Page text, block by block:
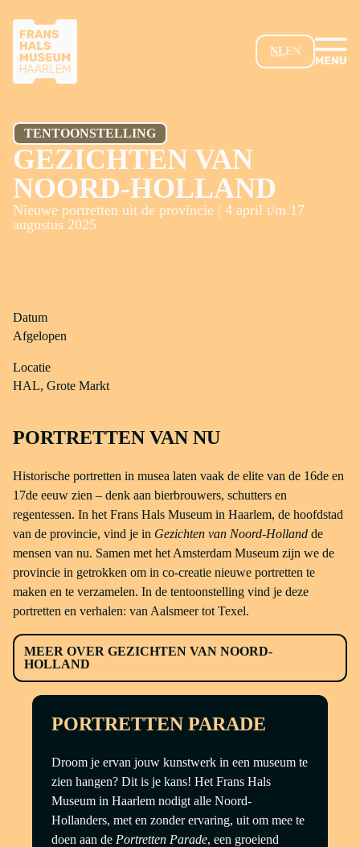
GA NAAR HOOFDINHOUD
NLEN
TENTOONSTELLING
GEZICHTEN VAN
NOORD-HOLLAND
Nieuwe portretten uit de provincie | 4 april t/m 17
augustus 2025
Datum
Afgelopen
Locatie
HAL, Grote Markt
PORTRETTEN VAN NU
Historische portretten in musea laten vaak de elite van de 16de en
17de eeuw zien – denk aan bierbrouwers, schutters en
regentessen. In het Frans Hals Museum in Haarlem, de hoofdstad
van de provincie, vind je in Gezichten van Noord-Holland de
mensen van nu. Samen met het Amsterdam Museum zijn we de
provincie in getrokken om in co-creatie nieuwe portretten te
maken en te verzamelen. In de tentoonstelling vind je deze
portretten en verhalen: van Aalsmeer tot Texel.
MEER OVER GEZICHTEN VAN NOORD-
HOLLAND
PORTRETTEN PARADE
Droom je ervan jouw kunstwerk in een museum te
zien hangen? Dit is je kans! Het Frans Hals
Museum in Haarlem nodigt alle Noord-
Hollanders, met en zonder ervaring, uit om mee te
doen aan de Portretten Parade, een groeiend